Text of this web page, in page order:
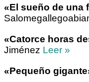
«El sueño de una
«Catorce horas
Jiménez Leer »
«Pequeño